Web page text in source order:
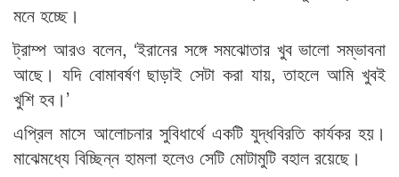
মনে হচ্ছে।
ট্রাম্প আরও বলেন, ‘ইরানের সঙ্গে সমঝোতার খুব ভালো সম্ভাবনা
আছে। যদি বোমাবর্ষণ ছাড়াই সেটা করা যায়, তাহলে আমি খুবই
খুশি হব।’
এপ্রিল মাসে আলোচনার সুবিধার্থে একটি যুদ্ধবিরতি কার্যকর হয়।
মাঝেমধ্যে বিচ্ছিন্ন হামলা হলেও সেটি মোটামুটি বহাল রয়েছে।